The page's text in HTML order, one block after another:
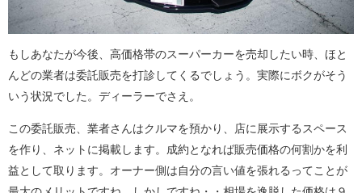
もしあなたが今後、高価格帯のスーパーカーを売却したい時、ほと
んどの業者は委託販売を打診してくるでしょう。実際にボクがそう
いう状況でした。ディーラーでさえ。
この委託販売、業者さんはクルマを預かり、店に展示するスペース
を作り、ネットに掲載します。成約となれば販売価格の何割かを利
益として取ります。オーナー側は自分の言い値を張れるってことが